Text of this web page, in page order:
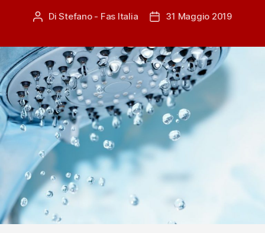
Autore
DiStefano - Fas Italia
Data31 Maggio 2019